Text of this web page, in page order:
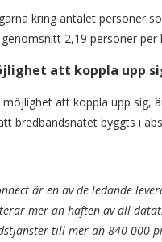
kring antalet personer
2,19 personer per
att koppla upp
möjlighet att koppla upp sig,
bredbandsnätet byggts i
är en av de ledande
mer än häften av all
till mer än 840 000